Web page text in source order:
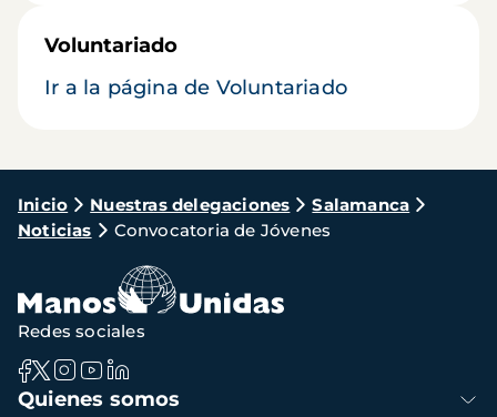
Voluntariado
Ir a la página de Voluntariado
Ruta
de
navegación
Inicio Nuestras delegaciones
Salamanca
Noticias
Convocatoria de Jóvenes
Navegación
Quienes somos
Redes sociales